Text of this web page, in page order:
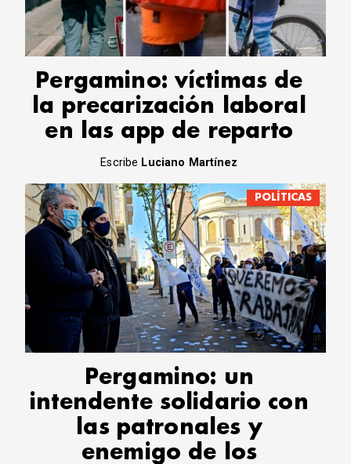
CORREO DE LECTORES
DEBATE
ARCHIVO
DECLARACIONES
OPINIÓN
ALTAMIRA RESPONDE
Política Obrera Revista
CONTACTO
Pergamino: víctimas de
la precarización laboral
en las app de reparto
Escribe Luciano Martínez
POLÍTICAS
Pergamino: un
intendente solidario con
las patronales y
enemigo de los